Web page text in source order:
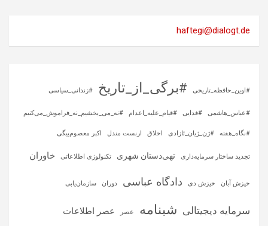
haftegi@dialogt.de
#اوین_حافظه_تاریخی #برگی_از_تاریخ #زندانی_سیاسی
#عباس_هاشمی #فدایی #قیام_علیه_اعدام #نه_می_بخشیم_نه_فراموش_می‌کنیم
#نگاه_هفته #ژن_ژیان_ئازادی اخلاق ارنست مندل اکبر معصوم‌بیگی
تجدید ساختار سرمایه‌داری تهی‌دستان شهری تکنولوژی اطلاعاتی خاوران
خیزش آبان خیزش دی دادگاه عباسی دوران سازمان‌یابی
سرمایه‌ دیجیتالی شبنامه عصر عصر اطلاعات